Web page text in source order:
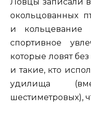
окольцованных
и кольцевание
спортивное
которые ловят
и такие, кто
удилища
шестиметровых),